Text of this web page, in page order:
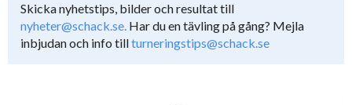
Skicka nyhetstips, bilder och resultat till
nyheter@schack.se. Har du en tävling på gång? Mejla
inbjudan och info tillturneringstips@schack.se